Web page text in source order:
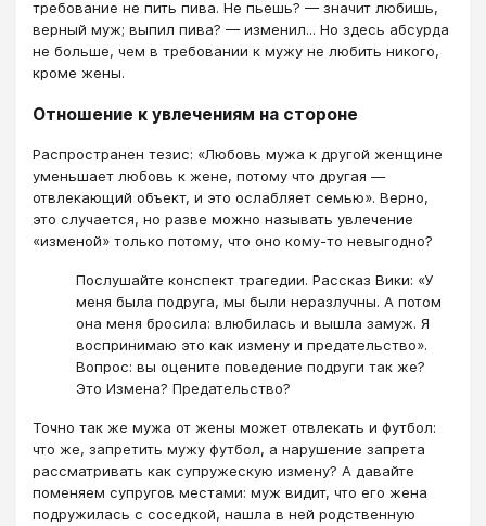
требование не пить пива. Не пьешь? — значит любишь,
верный муж; выпил пива? — изменил... Но здесь абсурда
не больше, чем в требовании к мужу не любить никого,
кроме жены.
Отношение к увлечениям на стороне
Распространен тезис: «Любовь мужа к другой женщине
уменьшает любовь к жене, потому что другая —
отвлекающий объект, и это ослабляет семью». Верно,
это случается, но разве можно называть увлечение
«изменой» только потому, что оно кому-то невыгодно?
Послушайте конспект трагедии. Рассказ Вики: «У
меня была подруга, мы были неразлучны. А потом
она меня бросила: влюбилась и вышла замуж. Я
воспринимаю это как измену и предательство».
Вопрос: вы оцените поведение подруги так же?
Это Измена? Предательство?
Точно так же мужа от жены может отвлекать и футбол:
что же, запретить мужу футбол, а нарушение запрета
рассматривать как супружескую измену? А давайте
поменяем супругов местами: муж видит, что его жена
подружилась с соседкой, нашла в ней родственную